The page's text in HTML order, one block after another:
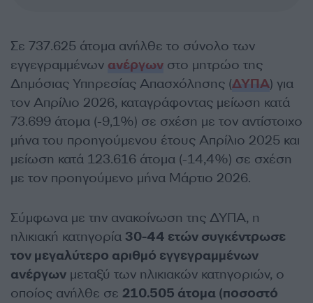
Σε 737.625 άτομα ανήλθε το σύνολο των
εγγεγραμμένων ανέργων στο μητρώο της
Δημόσιας Υπηρεσίας Απασχόλησης (ΔΥΠΑ) για
τον Απρίλιο 2026, καταγράφοντας μείωση κατά
73.699 άτομα (-9,1%) σε σχέση με τον αντίστοιχο
μήνα του προηγούμενου έτους Απρίλιο 2025 και
μείωση κατά 123.616 άτομα (-14,4%) σε σχέση
με τον προηγούμενο μήνα Μάρτιο 2026.
Σύμφωνα με την ανακοίνωση της ΔΥΠΑ, η
ηλικιακή κατηγορία 30-44 ετών συγκέντρωσε
τον μεγαλύτερο αριθμό εγγεγραμμένων
ανέργων μεταξύ των ηλικιακών κατηγοριών, ο
οποίος ανήλθε σε 210.505 άτομα (ποσοστό